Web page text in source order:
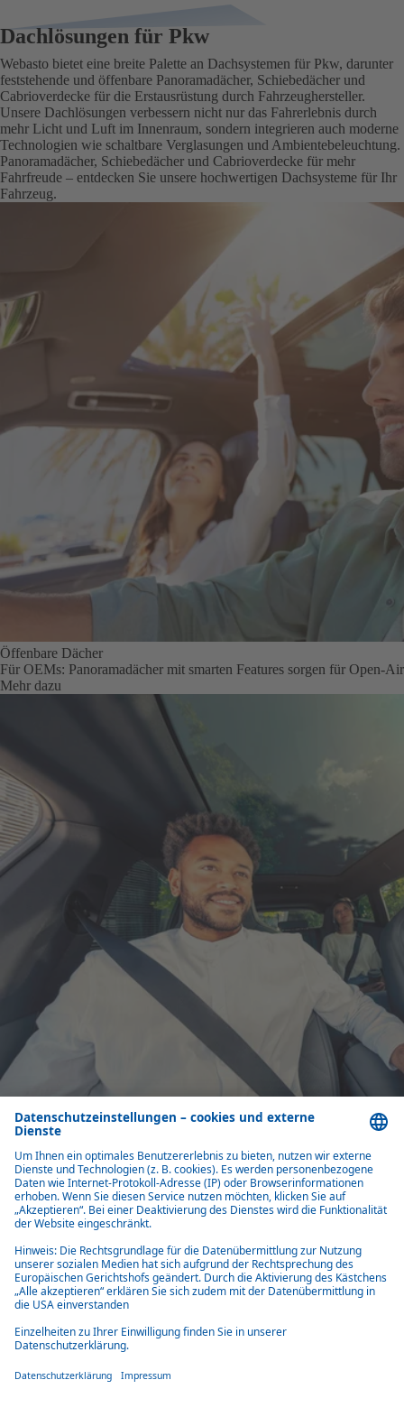
Dachlösungen für Pkw
Webasto bietet eine breite Palette an Dachsystemen für Pkw, darunter
feststehende und öffenbare Panoramadächer, Schiebedächer und
Cabrioverdecke für die Erstausrüstung durch Fahrzeughersteller.
Unsere Dachlösungen verbessern nicht nur das Fahrerlebnis durch
mehr Licht und Luft im Innenraum, sondern integrieren auch moderne
Technologien wie schaltbare Verglasungen und Ambientebeleuchtung.
Panoramadächer, Schiebedächer und Cabrioverdecke für mehr
Fahrfreude – entdecken Sie unsere hochwertigen Dachsysteme für Ihr
Fahrzeug.
Öffenbare Dächer
Für OEMs: Panoramadächer mit smarten Features sorgen für Open-
Mehr dazu
Für OEMs: Festdachsysteme mit schaltbarer Verglasung und
Elektrofahrzeuge.
Mehr dazu